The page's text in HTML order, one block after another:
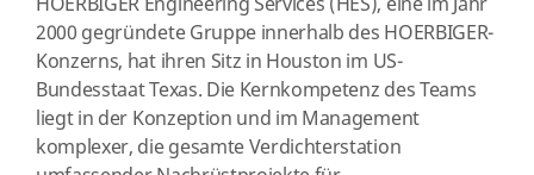
2000 gegründete Gruppe innerhalb des HOERBIGER-
Konzerns, hat ihren Sitz in Houston im US-
Bundesstaat Texas. Die Kernkompetenz des Teams
liegt in der Konzeption und im Management
komplexer, die gesamte Verdichterstation